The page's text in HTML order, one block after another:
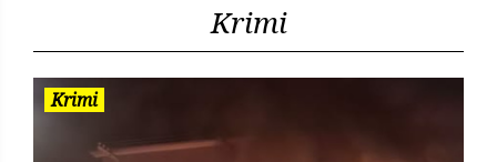
Krimi
Krimi